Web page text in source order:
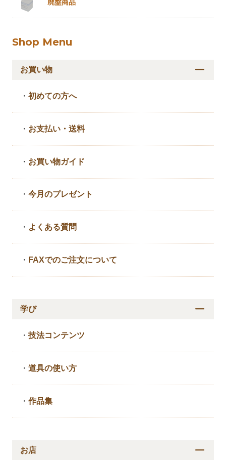
廃盤商品
Shop Menu
お買い物
・初めての方へ
・ お支払い・送料
・ お買い物ガイド
・今月のプレゼント
・ よくある質問
・ FAXでのご注文について
学び
・技法コンテンツ
・道具の使い方
・作品集
お店